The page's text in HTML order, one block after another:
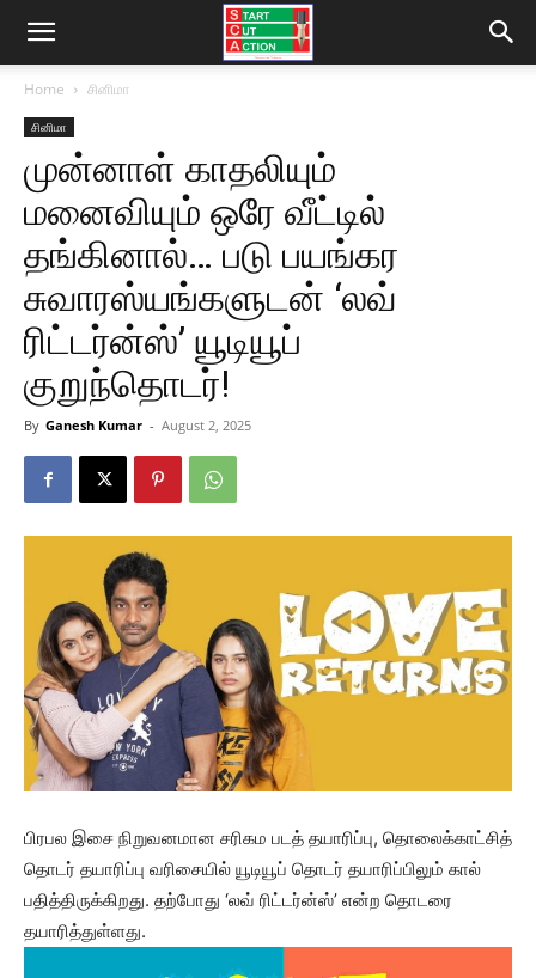
Home சினிமா
சினிமா
முன்னாள் காதலியும்
மனைவியும் ஒரே வீட்டில்
தங்கினால்… படு பயங்கர
சுவாரஸ்யங்களுடன் ‘லவ்
ரிட்டர்ன்ஸ்’ யூடியூப்
குறுந்தொடர்!
By Ganesh Kumar - August 2, 2025
பிரபல இசை நிறுவனமான சரிகம படத் தயாரிப்பு, தொலைக்காட்சித்
தொடர் தயாரிப்பு வரிசையில் யூடியூப் தொடர் தயாரிப்பிலும் கால்
பதித்திருக்கிறது. தற்போது ‘லவ் ரிட்டர்ன்ஸ்’ என்ற தொடரை
தயாரித்துள்ளது.